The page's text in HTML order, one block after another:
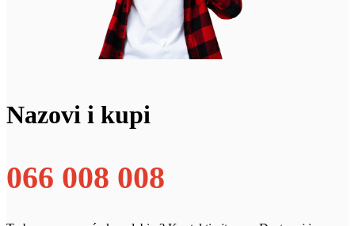
Nazovi i kupi
066 008 008